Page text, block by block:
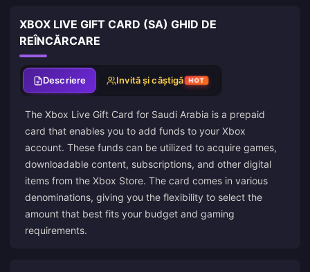
XBOX LIVE GIFT CARD (SA) GHID DE
REÎNCĂRCARE
Descriere Invită și câștigă HOT
The Xbox Live Gift Card for Saudi Arabia is a prepaid
card that enables you to add funds to your Xbox
account. These funds can be utilized to acquire games,
downloadable content, subscriptions, and other digital
items from the Xbox Store. The card comes in various
denominations, giving you the flexibility to select the
amount that best fits your budget and gaming
requirements.